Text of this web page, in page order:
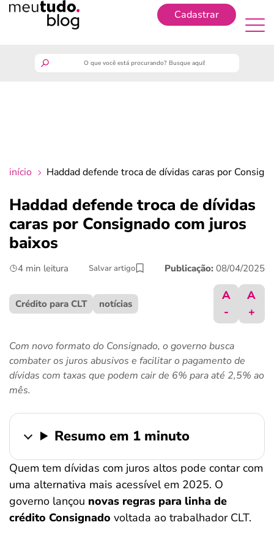
Cadastrar
crédito fácil
início Haddad defende troca de dívidas caras por
Haddad defende troca de dívidas
caras por Consignado com juros
baixos
4 min leitura Salvar artigo Publicação: 08/04/2025
Crédito para CLT notícias
A
-
A
+
Com novo formato do Consignado, o governo busca
combater os juros abusivos e facilitar o pagamento de
dívidas com taxas que podem cair de 6% para até 2,5% ao
mês.
Resumo em 1 minuto
Quem tem dívidas com juros altos pode contar com
uma alternativa mais acessível em 2025. O
governo lançou novas regras para linha de
crédito Consignado voltada ao trabalhador CLT.